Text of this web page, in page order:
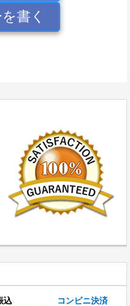
書く
込 コンビニ決済